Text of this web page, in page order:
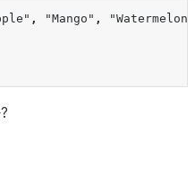
, "Mango" ,
"Watermelon"